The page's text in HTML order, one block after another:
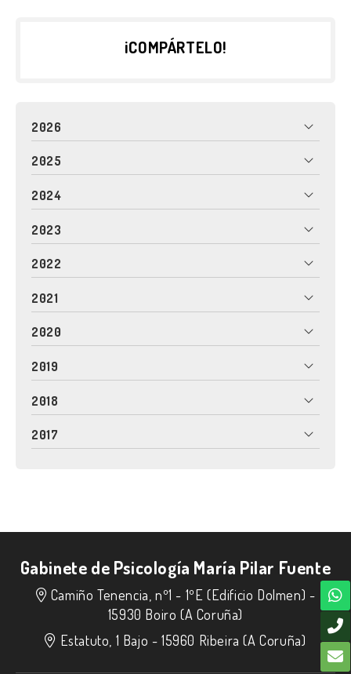
¡COMPÁRTELO!
2026
2025
2024
2023
2022
2021
2020
2019
2018
2017
Gabinete de Psicología María Pilar Fuente
Camiño Tenencia, nº1 - 1ºE (Edificio Dolmen) -
15930 Boiro (A Coruña)
Estatuto, 1 Bajo -15960 Ribeira (A Coruña)